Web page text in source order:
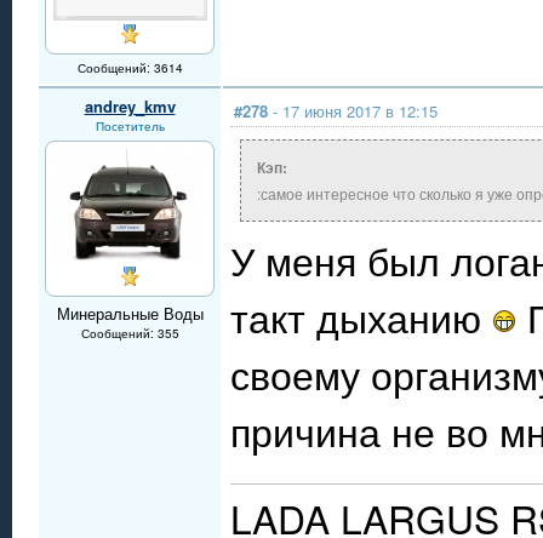
Сообщений: 3614
andrey_kmv
Посетитель
Минеральные Воды
Сообщений: 355
#278 - 17 июня 2017 в 12:15
Кэп:
:самое интересное что сколько я уже
У меня был
такт дыханию
своему
причина не во
LADA LARGUS